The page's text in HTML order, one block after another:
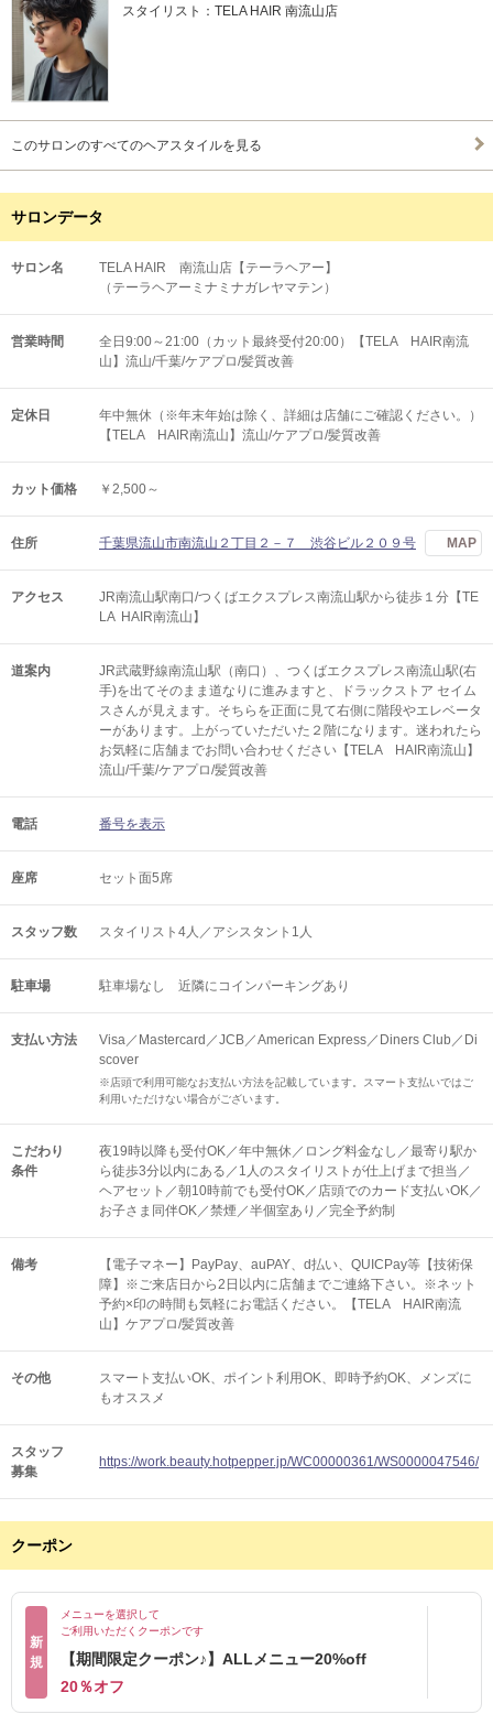
スタイリスト：TELA HAIR 南流山店
このサロンのすべてのヘアスタイルを見る
サロンデータ
サロン名
TELA HAIR 南流山店【テーラヘアー】
（テーラヘアーミナミナガレヤマテン）
営業時間
全日9:00～21:00（カット最終受付20:00）【TELA HAIR南流
山】流山/千葉/ケアプロ/髪質改善
定休日
年中無休（※年末年始は除く、詳細は店舗にご確認ください。）
【TELA HAIR南流山】流山/ケアプロ/髪質改善
カット価格 ￥2,500～
住所 千葉県流山市南流山２丁目２－７ 渋谷ビル２０９号 MAP
アクセス
JR南流山駅南口/つくばエクスプレス南流山駅から徒歩１分【TE
LA HAIR南流山】
道案内
JR武蔵野線南流山駅（南口）、つくばエクスプレス南流山駅(右
手)を出てそのまま道なりに進みますと、ドラックストア セイム
スさんが見えます。そちらを正面に見て右側に階段やエレベータ
ーがあります。上がっていただいた２階になります。迷われたら
お気軽に店舗までお問い合わせください【TELA HAIR南流山】
流山/千葉/ケアプロ/髪質改善
電話 番号を表示
座席 セット面5席
スタッフ数 スタイリスト4人／アシスタント1人
駐車場 駐車場なし 近隣にコインパーキングあり
支払い方法
Visa／Mastercard／JCB／American Express／Diners Club／Di
scover
※店頭で利用可能なお支払い方法を記載しています。スマート支払いではご
利用いただけない場合がございます。
こだわり
条件
夜19時以降も受付OK／年中無休／ロング料金なし／最寄り駅か
ら徒歩3分以内にある／1人のスタイリストが仕上げまで担当／
ヘアセット／朝10時前でも受付OK／店頭でのカード支払いOK／
お子さま同伴OK／禁煙／半個室あり／完全予約制
備考
【電子マネー】PayPay、auPAY、d払い、QUICPay等【技術保
障】※ご来店日から2日以内に店舗までご連絡下さい。※ネット
予約×印の時間も気軽にお電話ください。【TELA HAIR南流
山】ケアプロ/髪質改善
その他 スマート支払いOK ポイント利用OK 即時予約OK
メンズに
もオススメ
スタッフ
募集
https://work.beauty.hotpepper.jp/WC00000361/WS0000047546/
クーポン
新
規
メニューを選択して
ご利用いただくクーポンです
【期間限定クーポン♪】ALLメニュー20%off
20％オフ